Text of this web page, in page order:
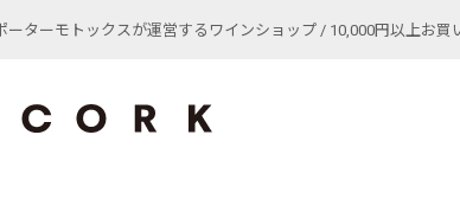
ーターモトックスが運営するワインショップ / 10,000円以上お買